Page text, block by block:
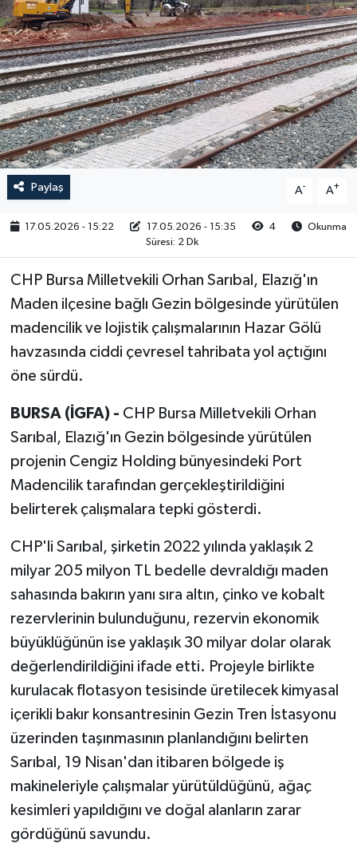
Paylaş A- A+
17.05.2026 - 15:22 17.05.2026 - 15:35 4
Okunma
Süresi: 2 Dk
CHP Bursa Milletvekili Orhan Sarıbal, Elazığ'ın
Maden ilçesine bağlı Gezin bölgesinde yürütülen
madencilik ve lojistik çalışmalarının Hazar Gölü
havzasında ciddi çevresel tahribata yol açtığını
öne sürdü.
BURSA (İGFA) - CHP Bursa Milletvekili Orhan
Sarıbal, Elazığ'ın Gezin bölgesinde yürütülen
projenin Cengiz Holding bünyesindeki Port
Madencilik tarafından gerçekleştirildiğini
belirterek çalışmalara tepki gösterdi.
CHP'li Sarıbal, şirketin 2022 yılında yaklaşık 2
milyar 205 milyon TL bedelle devraldığı maden
sahasında bakırın yanı sıra altın, çinko ve kobalt
rezervlerinin bulunduğunu, rezervin ekonomik
büyüklüğünün ise yaklaşık 30 milyar dolar olarak
değerlendirildiğini ifade etti. Projeyle birlikte
kurulacak flotasyon tesisinde üretilecek kimyasal
içerikli bakır konsantresinin Gezin Tren İstasyonu
üzerinden taşınmasının planlandığını belirten
Sarıbal, 19 Nisan'dan itibaren bölgede iş
makineleriyle çalışmalar yürütüldüğünü, ağaç
kesimleri yapıldığını ve doğal alanların zarar
gördüğünü savundu.
RESMİ İLAN